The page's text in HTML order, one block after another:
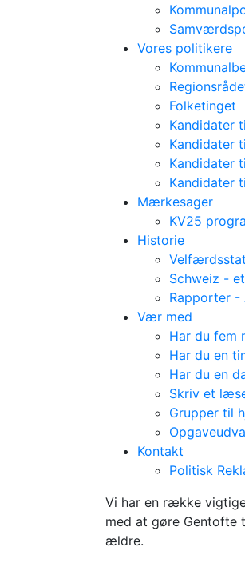
Vores politikere
Folketinget
Kandidater
Kandidater
Kandidater
Kandidater
Mærkesager
KV25
Historie
Schweiz -
Rapporter
Vær med
Har du fem
Har du en
Har du en
Skriv et
Grupper til
Kontakt
Politisk
KV25
Vi har en række
med at gøre Gentofte
ældre.